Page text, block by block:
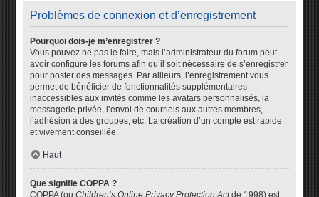
Problèmes de connexion et d’enregistrement
Pourquoi dois-je m’enregistrer ?
Vous pouvez ne pas le faire, mais l’administrateur du forum peut
avoir configuré les forums afin qu’il soit nécessaire de s’enregistrer
pour poster des messages. Par ailleurs, l’enregistrement vous
permet de bénéficier de fonctionnalités supplémentaires
inaccessibles aux invités comme les avatars personnalisés, la
messagerie privée, l’envoi de courriels aux autres membres,
l’adhésion à des groupes, etc. La création d’un compte est rapide
et vivement conseillée.
Haut
Que signifie COPPA ?
COPPA (ouChildren’s Online Privacy Protection Actde 1998) est